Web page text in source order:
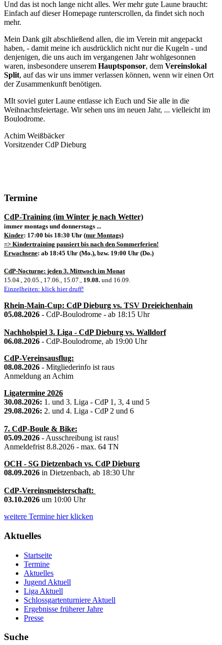
Und das ist noch lange nicht alles. Wer mehr gute Laune braucht:
Einfach auf dieser Homepage runterscrollen, da findet sich noch
mehr.
Mein Dank gilt abschließend allen, die im Verein mit angepackt
haben, - damit meine ich ausdrücklich nicht nur die Kugeln - und
denjenigen, die uns auch im vergangenen Jahr wohlgesonnen
waren, insbesondere unserem Hauptsponsor, dem Vereinslokal
Split, auf das wir uns immer verlassen können, wenn wir einen Ort
der Zusammenkunft benötigen.
MIt soviel guter Laune entlasse ich Euch und Sie alle in die
Weihnachtsfeiertage. Wir sehen uns im neuen Jahr, ... vielleicht im
Boulodrome.
Achim Weißbäcker
Vorsitzender CdP Dieburg
Termine
CdP-Training (im Winter je nach Wetter)
immer montags und donnerstags ...
Kinder: 17:00 bis 18:30 Uhr (nur Montags)
=> Kindertraining pausiert bis nach den Sommerferien!
Erwachsene: ab 18:45 Uhr (Mo.), bzw. 19:00 Uhr (Do.)
CdP-Nocturne: jeden 3. Mittwoch im Monat
15.04., 20.05., 17.06., 15.07., 19.08. und 16.09.
Einzelheiten: klick hier druff!
Rhein-Main-Cup: CdP Dieburg vs. TSV Dreieichenhain
05.08.2026 - CdP-Boulodrome - ab 18:15 Uhr
Nachholspiel 3. Liga - CdP Dieburg vs. Walldorf
06.08.2026 - CdP-Boulodrome, ab 19:00 Uhr
CdP-Vereinsausflug:
08.08.2026 - Mitgliederinfo ist raus
Anmeldung an Achim
Ligatermine 2026
30.08.2026: 1. und 3. Liga - CdP 1, 3, 4 und 5
29.08.2026: 2. und 4. Liga - CdP 2 und 6
7. CdP-Boule & Bike:
05.09.2026 - Ausschreibung ist raus!
Anmeldefrist 8.8.2026 - max. 64 TN
OCH - SG Dietzenbach vs. CdP Dieburg
08.09.2026 in Dietzenbach, ab 18:30 Uhr
CdP-Vereinsmeisterschaft:
03.10.2026 um 10:00 Uhr
weitere Termine hier klicken
Aktuelles
Startseite
Termine
Aktuelles
Jugend Aktuell
Liga Aktuell
Schlossgartenturniere Aktuell
Ergebnisse früherer Jahre
Presse
Suche